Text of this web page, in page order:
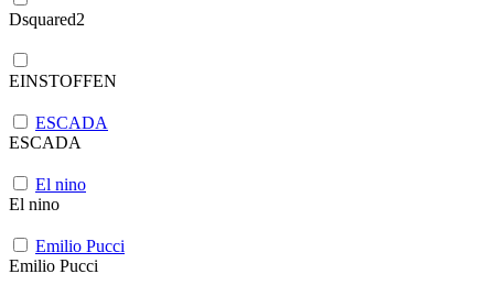
Dsquared2
EINSTOFFEN
ESCADA
ESCADA
El nino
El nino
Emilio Pucci
Emilio Pucci